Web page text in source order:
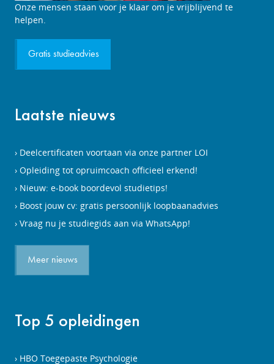
Studieadviesgesprek
aanvragen
Onze mensen staan voor je klaar om je vrijblijvend te
helpen.
Gratis studieadvies
Laatste nieuws
Deelcertificaten voortaan via onze partner LOI
Opleiding tot opruimcoach officieel erkend!
Nieuw: e-book boordevol studietips!
Boost jouw cv: gratis persoonlijk loopbaanadvies
Vraag nu je studiegids aan via WhatsApp!
Meer nieuws
Top 5 opleidingen
HBO Toegepaste Psychologie